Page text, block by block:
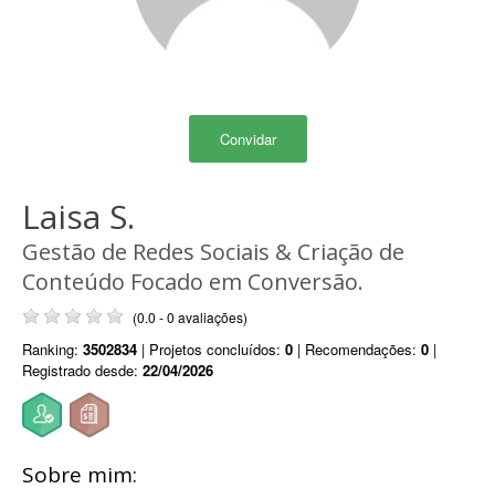
Convidar
Laisa S.
Gestão de Redes Sociais & Criação de
Conteúdo Focado em Conversão.
(0.0 - 0 avaliações)
Ranking: 3502834 | Projetos concluídos: 0 | Recomendações: 0 |
Registrado desde: 22/04/2026
Sobre mim: